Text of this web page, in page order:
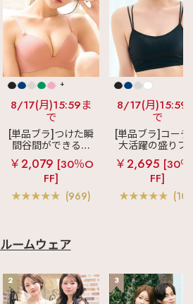
+
8/17(月)15:59ま
で
[単品ブラ]つけた瞬
間谷間ができるシ
ームレスブラ
超
盛ブラ(R) シームレ
ス 単品ブラジャー
￥2,079 [30％O
FF]
(969)
8/17(月)15:59
で
[単品ブラ]コーデ
大活躍の盛りブ
ショートレン
ス ブラトップ 超
ブラ(R) 単品ブ
ャー
￥2,695 [30
FF]
ルームウェア
2 3